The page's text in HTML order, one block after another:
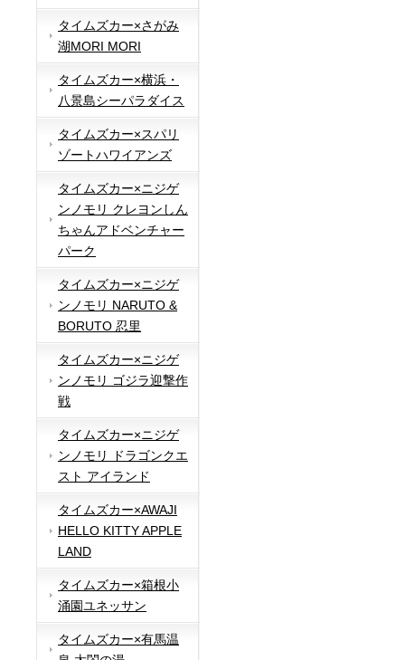
タイムズカー×さがみ
湖MORI MORI
タイムズカー×横浜・
八景島シーパラダイス
タイムズカー×スパリ
ゾートハワイアンズ
タイムズカー×ニジゲ
ンノモリ クレヨンしん
ちゃんアドベンチャー
パーク
タイムズカー×ニジゲ
ンノモリ NARUTO &
BORUTO 忍里
タイムズカー×ニジゲ
ンノモリ ゴジラ迎撃作
戦
タイムズカー×ニジゲ
ンノモリ ドラゴンクエ
スト アイランド
タイムズカー×AWAJI
HELLO KITTY APPLE
LAND
タイムズカー×箱根小
涌園ユネッサン
タイムズカー×有馬温